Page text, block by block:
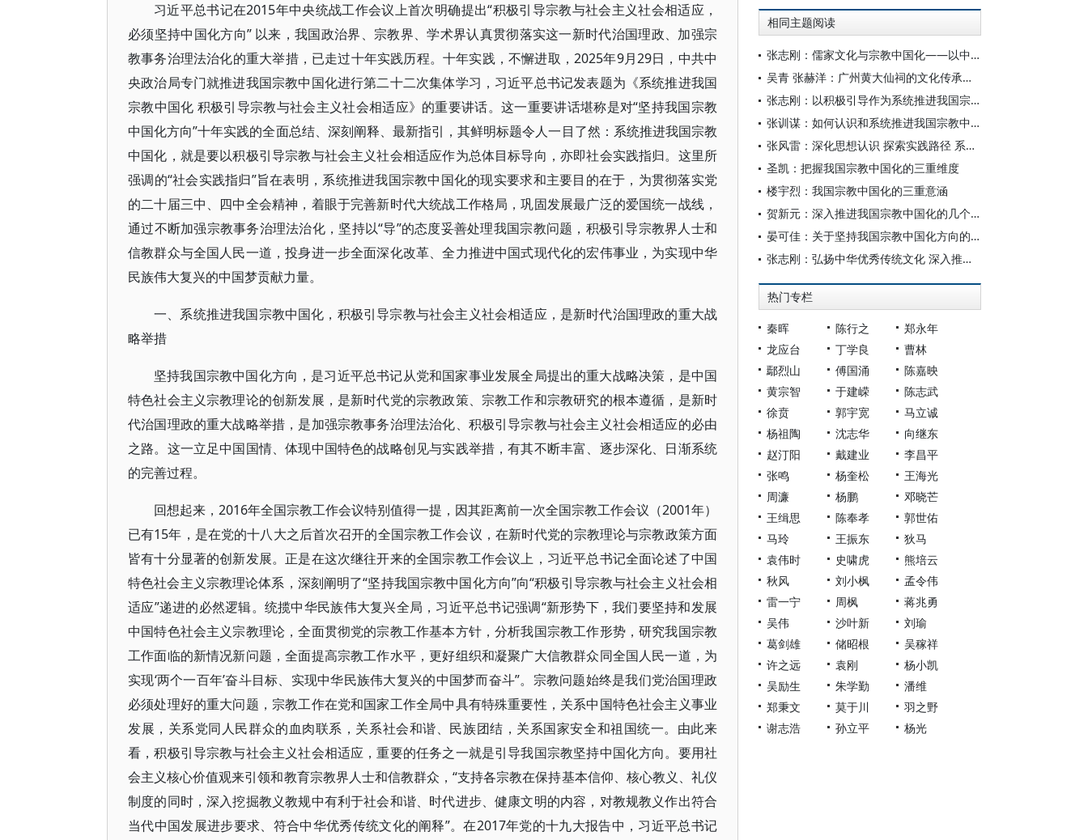
习近平总书记在2015年中央统战工作会议上首次明确提出“积极引导宗教与社会主义社会相适应，
必须坚持中国化方向” 以来，我国政治界、宗教界、学术界认真贯彻落实这一新时代治国理政、加强宗
教事务治理法治化的重大举措，已走过十年实践历程。十年实践，不懈进取，2025年9月29日，中共中
央政治局专门就推进我国宗教中国化进行第二十二次集体学习，习近平总书记发表题为《系统推进我国
宗教中国化 积极引导宗教与社会主义社会相适应》的重要讲话。这一重要讲话堪称是对“坚持我国宗教
中国化方向”十年实践的全面总结、深刻阐释、最新指引，其鲜明标题令人一目了然：系统推进我国宗教
中国化，就是要以积极引导宗教与社会主义社会相适应作为总体目标导向，亦即社会实践指归。这里所
强调的“社会实践指归”旨在表明，系统推进我国宗教中国化的现实要求和主要目的在于，为贯彻落实党
的二十届三中、四中全会精神，着眼于完善新时代大统战工作格局，巩固发展最广泛的爱国统一战线，
通过不断加强宗教事务治理法治化，坚持以“导”的态度妥善处理我国宗教问题，积极引导宗教界人士和
信教群众与全国人民一道，投身进一步全面深化改革、全力推进中国式现代化的宏伟事业，为实现中华
民族伟大复兴的中国梦贡献力量。
一、系统推进我国宗教中国化，积极引导宗教与社会主义社会相适应，是新时代治国理政的重大战
略举措
坚持我国宗教中国化方向，是习近平总书记从党和国家事业发展全局提出的重大战略决策，是中国
特色社会主义宗教理论的创新发展，是新时代党的宗教政策、宗教工作和宗教研究的根本遵循，是新时
代治国理政的重大战略举措，是加强宗教事务治理法治化、积极引导宗教与社会主义社会相适应的必由
之路。这一立足中国国情、体现中国特色的战略创见与实践举措，有其不断丰富、逐步深化、日渐系统
的完善过程。
回想起来，2016年全国宗教工作会议特别值得一提，因其距离前一次全国宗教工作会议（2001年）
已有15年，是在党的十八大之后首次召开的全国宗教工作会议，在新时代党的宗教理论与宗教政策方面
皆有十分显著的创新发展。正是在这次继往开来的全国宗教工作会议上，习近平总书记全面论述了中国
特色社会主义宗教理论体系，深刻阐明了“坚持我国宗教中国化方向”向“积极引导宗教与社会主义社会相
适应”递进的必然逻辑。统揽中华民族伟大复兴全局，习近平总书记强调“新形势下，我们要坚持和发展
中国特色社会主义宗教理论，全面贯彻党的宗教工作基本方针，分析我国宗教工作形势，研究我国宗教
工作面临的新情况新问题，全面提高宗教工作水平，更好组织和凝聚广大信教群众同全国人民一道，为
实现‘两个一百年’奋斗目标、实现中华民族伟大复兴的中国梦而奋斗”。宗教问题始终是我们党治国理政
必须处理好的重大问题，宗教工作在党和国家工作全局中具有特殊重要性，关系中国特色社会主义事业
发展，关系党同人民群众的血肉联系，关系社会和谐、民族团结，关系国家安全和祖国统一。由此来
看，积极引导宗教与社会主义社会相适应，重要的任务之一就是引导我国宗教坚持中国化方向。要用社
会主义核心价值观来引领和教育宗教界人士和信教群众，“支持各宗教在保持基本信仰、核心教义、礼仪
制度的同时，深入挖掘教义教规中有利于社会和谐、时代进步、健康文明的内容，对教规教义作出符合
当代中国发展进步要求、符合中华优秀传统文化的阐释”。在2017年党的十九大报告中，习近平总书记
相同主题阅读
张志刚：儒家文化与宗教中国化——以中国宗教通史为线索的学理沉思
吴青 张赫洋：广州黄大仙祠的文化传承探究
张志刚：以积极引导作为系统推进我国宗教中国化的实践指归
张训谋：如何认识和系统推进我国宗教中国化
张风雷：深化思想认识 探索实践路径 系统推进我国宗教中国化
圣凯：把握我国宗教中国化的三重维度
楼宇烈：我国宗教中国化的三重意涵
贺新元：深入推进我国宗教中国化的几个关键问题
晏可佳：关于坚持我国宗教中国化方向的若干理论思考
张志刚：弘扬中华优秀传统文化 深入推进我国宗教中国化
热门专栏
秦晖 陈行之
郑永年
龙应台
丁学良
曹林
鄢烈山
傅国涌
陈嘉映
黄宗智
于建嵘
陈志武
徐贲
郭宇宽
马立诚
杨祖陶
沈志华
向继东
赵汀阳
戴建业
李昌平
张鸣
杨奎松
王海光
周濂
杨鹏
邓晓芒
王缉思
陈奉孝
郭世佑
马玲
王振东
狄马
袁伟时
史啸虎
熊培云
秋风
刘小枫
孟令伟
雷一宁
周枫
蒋兆勇
吴伟
沙叶新
刘瑜
葛剑雄
储昭根
吴稼祥
许之远
袁刚
杨小凯
吴励生
朱学勤
潘维
郑秉文
莫于川
羽之野
谢志浩
孙立平 杨光